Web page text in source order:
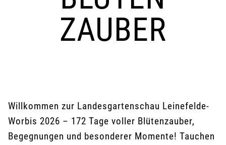
ZAUBER
Willkommen zur Landesgartenschau Leinefelde-
Worbis 2026 – 172 Tage voller Blütenzauber,
Begegnungen und besonderer Momente! Tauchen